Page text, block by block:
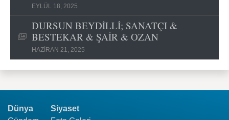
EYLÜL 18, 2025
DURSUN BEYDİLLİ; SANATÇI &
BESTEKAR & ŞAİR & OZAN
HAZIRAN 21, 2025
Dünya
Siyaset